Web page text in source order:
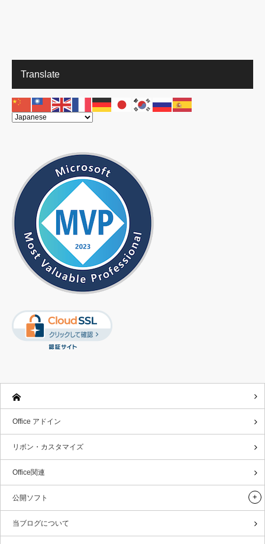
Translate
Office アドイン
リボン・カスタマイズ
Office関連
公開ソフト
当ブログについて